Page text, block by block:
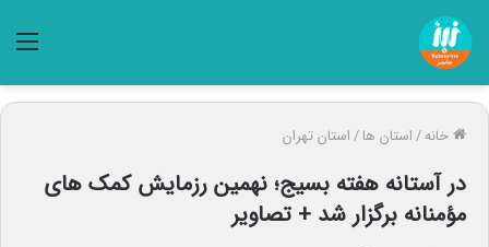
خانه/استان ها/استان تهران
در آستانه هفته بسیج؛ نهمین رزمایش کمک های
مؤمنانه برگزار شد + تصاویر